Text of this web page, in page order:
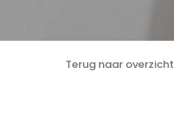
Terug naar overzicht